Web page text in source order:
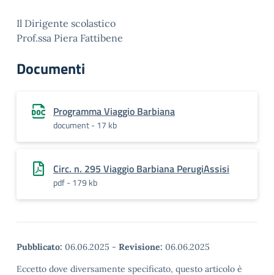
Il Dirigente scolastico
Prof.ssa Piera Fattibene
Documenti
Programma Viaggio Barbiana
document - 17 kb
Circ. n. 295 Viaggio Barbiana PerugiAssisi
pdf - 179 kb
Pubblicato: 06.06.2025 - Revisione: 06.06.2025
Eccetto dove diversamente specificato, questo articolo è